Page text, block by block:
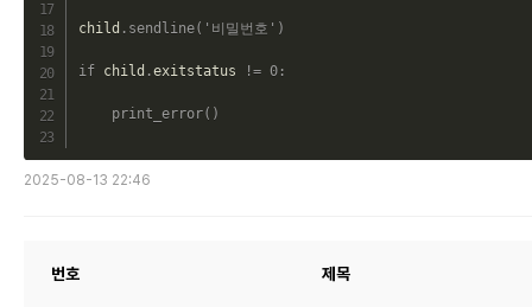
child . sendline( '비밀번호' )
if child .exitstatus != 0:
print_error( )
2025-08-13 22:46
번호 제목